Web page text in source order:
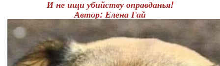
И не ищи убийству оправданья!
Автор: Елена Гай